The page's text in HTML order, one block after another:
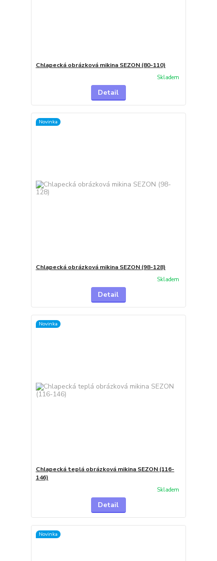
Chlapecká obrázková mikina SEZON (80-110)
Skladem
Detail
Novinka
Chlapecká obrázková mikina SEZON (98-128)
Skladem
Detail
Novinka
Chlapecká teplá obrázková mikina SEZON (116-
146)
Skladem
Detail
Novinka